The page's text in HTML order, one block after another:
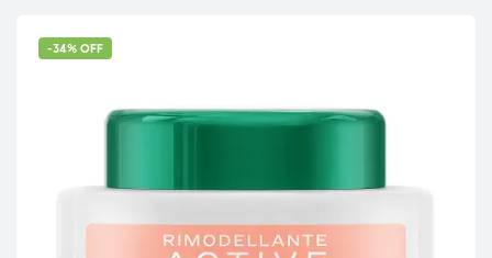
-34% OFF